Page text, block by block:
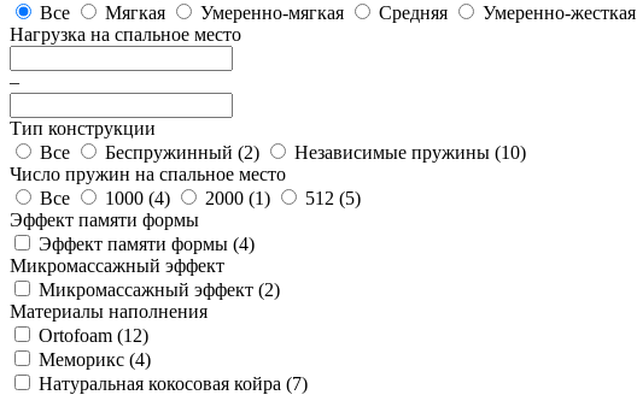
Все
Мягкая Умеренно-мягкая Средняя Умеренно-жесткая
Нагрузка на спальное место
–
Тип конструкции
Все
Беспружинный (2) Независимые пружины (10)
Число пружин на спальное место
Все
1000 (4) 2000 (1) 512 (5)
Эффект памяти формы
Эффект памяти формы (4)
Микромассажный эффект
Микромассажный эффект (2)
Материалы наполнения
Ortofoam (12)
Меморикс (4)
Натуральная кокосовая койра (7)